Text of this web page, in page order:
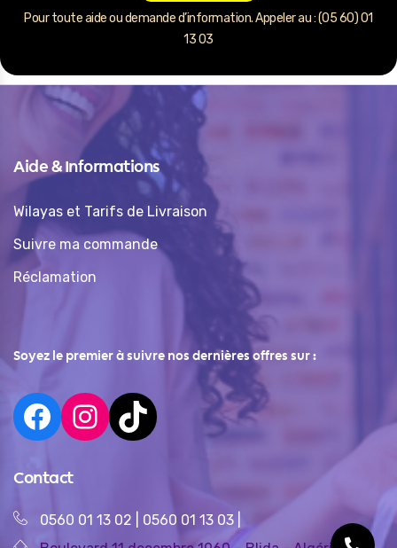
Pour toute aide ou demande d’information. Appeler au : (05 60) 01
13 03
Aide & Informations
Wilayas et Tarifs de Livraison
Suivre ma commande
Réclamation
Soyez le premier à suivre nos dernières offres sur :
Contact
0560 01 13 02 0560 01 13 03